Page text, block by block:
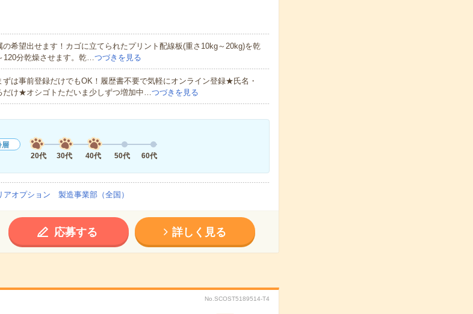
の希望出せます！カゴに立てられたプリント配線板(重さ10kg～20kg)を乾
120分乾燥させます。乾…つづきを見る
は事前登録だけでもOK！履歴書不要で気軽にオンライン登録★氏名・
だけ★オシゴトただいま少しずつ増加中…つづきを見る
層
20代
30代 40代 50代 60代
アオプション 製造事業部（全国）
応募する 詳しく見る
No.SCOST5189514-T4